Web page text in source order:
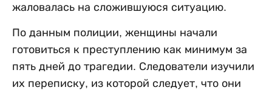
жаловалась на сложившуюся ситуацию.
По данным полиции, женщины начали
готовиться к преступлению как минимум за
пять дней до трагедии. Следователи изучили
их переписку, из которой следует, что они